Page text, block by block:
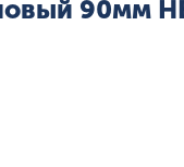
90мм